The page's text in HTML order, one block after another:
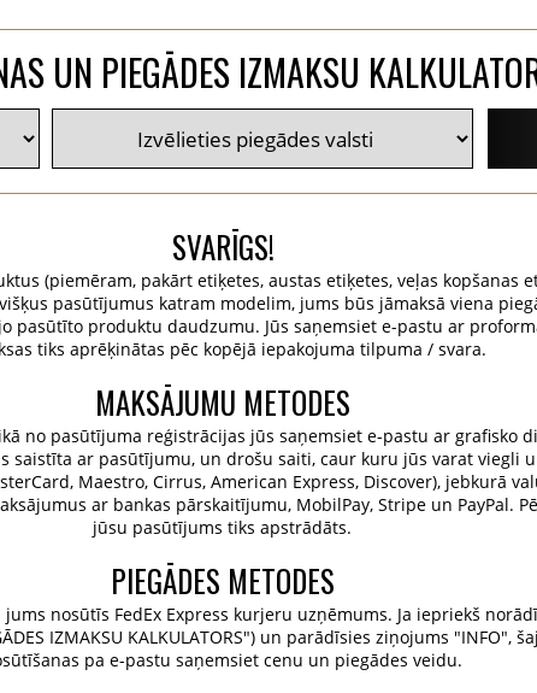
UN PIEGĀDES IZMAKSU
SVARĪGS!
(piemēram, pakārt etiķetes, austas etiķetes, veļas kopšanas
pasūtījumus katram modelim, jums būs jāmaksā viena
pasūtīto produktu daudzumu. Jūs saņemsiet e-pastu ar
tiks aprēķinātas pēc kopējā iepakojuma tilpuma / svara.
MAKSĀJUMU METODES
no pasūtījuma reģistrācijas jūs saņemsiet e-pastu ar grafisko
saistīta ar pasūtījumu, un drošu saiti, caur kuru jūs varat viegli
Maestro, Cirrus, American Express, Discover), jebkurā
ar bankas pārskaitījumu, MobilPay, Stripe un PayPal.
jūsu pasūtījums tiks apstrādāts.
PIEGĀDES METODES
nosūtīs FedEx Express kurjeru uzņēmums. Ja iepriekš
IZMAKSU KALKULATORS") un parādīsies ziņojums "INFO",
pa e-pastu saņemsiet cenu un piegādes veidu.